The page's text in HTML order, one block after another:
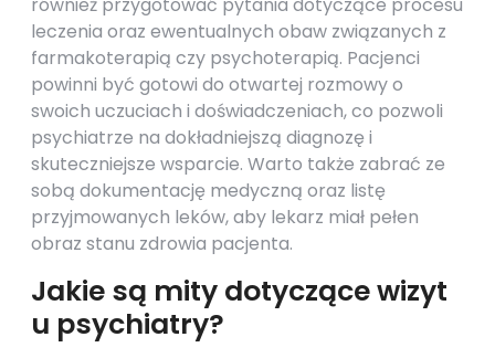
leczenia oraz ewentualnych obaw związanych z
farmakoterapią czy psychoterapią. Pacjenci
powinni być gotowi do otwartej rozmowy o
swoich uczuciach i doświadczeniach, co pozwoli
psychiatrze na dokładniejszą diagnozę i
skuteczniejsze wsparcie. Warto także zabrać ze
sobą dokumentację medyczną oraz listę
przyjmowanych leków, aby lekarz miał pełen
obraz stanu zdrowia pacjenta.
Jakie są mity dotyczące wizyt
u psychiatry?